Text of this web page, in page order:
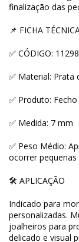
finalização das
📌 FICHA
✅ CÓDIGO: 11298
✅ Material: Prata
✅ Produto:
✅ Medida: 7 mm
✅ Peso Médio:
ocorrer
🛠 APLICAÇÃO
Indicado para
personalizadas.
joalheiros para
delicado e visual